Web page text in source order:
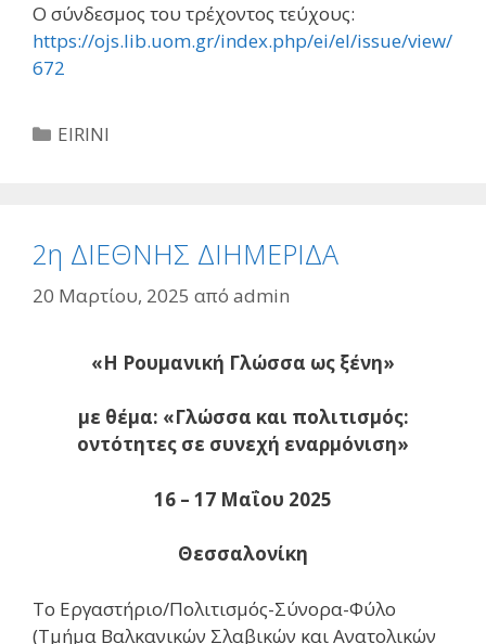
Ο σύνδεσμος του τρέχοντος τεύχους:
https://ojs.lib.uom.gr/index.php/ei/el/issue/view/
672
Κατηγορίες
EIRINI
2η ΔΙΕΘΝΗΣ ΔΙΗΜΕΡΙΔΑ
20 Μαρτίου, 2025 από admin
«Η Ρουμανική Γλώσσα ως ξένη»
με θέμα: «Γλώσσα και πολιτισμός:
οντότητες σε συνεχή εναρμόνιση»
16 – 17 Μαΐου 2025
Θεσσαλονίκη
Το Εργαστήριο/Πολιτισμός-Σύνορα-Φύλο
(Τμήμα Βαλκανικών Σλαβικών και Ανατολικών